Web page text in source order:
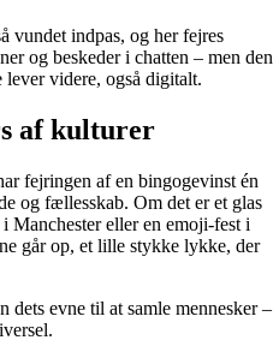
vundet indpas, og her fejres
og beskeder i chatten – men den
videre, også digitalt.
af kulturer
fejringen af en bingogevinst én
og fællesskab. Om det er et glas
Manchester eller en emoji-fest i
går op, et lille stykke lykke, der
dets evne til at samle mennesker –